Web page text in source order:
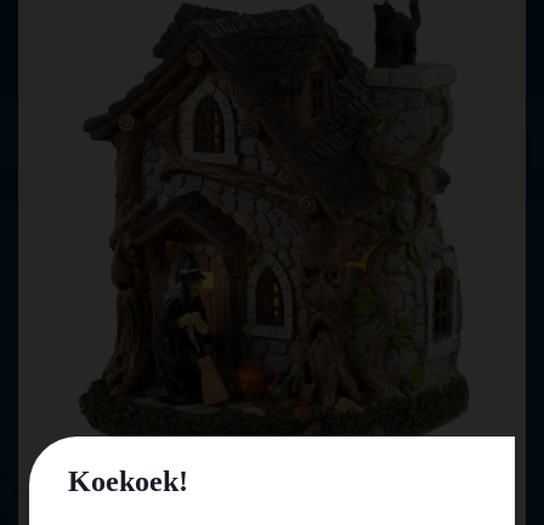
Koekoek!
Lemax wanda's cottage verlicht tafereel Spooky Town 2023